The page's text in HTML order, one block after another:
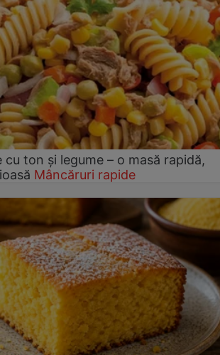
cu ton și legume – o masă rapidă,
Mâncăruri rapide